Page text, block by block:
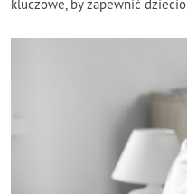
kluczowe, by zapewnić